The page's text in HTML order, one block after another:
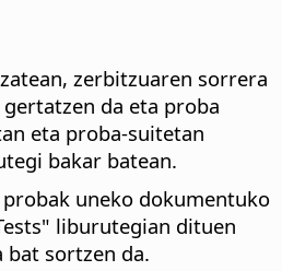
zerbitzuaren sorrera
da eta proba
eta proba-suitetan
bakar batean.
uneko dokumentuko
liburutegian dituen
bat sortzen da.